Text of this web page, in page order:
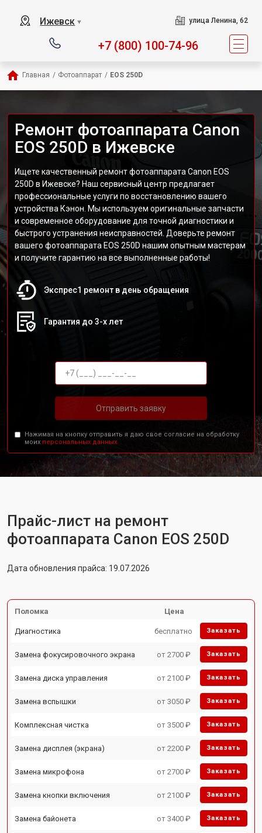
Ижевск ▼ улица Ленина, 62
+7 (800) 100-74-96
Главная / Фотоаппарат / EOS 250D
Ремонт фотоаппарата Canon
EOS 250D в Ижевске
Ищете качественный ремонт фотоаппарата Canon EOS
250D в Ижевске? Наш сервисный центр предлагает
профессиональные услуги по восстановлению вашего
устройства Кэнон. Мы используем оригинальные запчасти
и современное оборудование для точной диагностики и
быстрого устранения неисправностей. Доверьте ремонт
вашего фотоаппарата EOS 250D нашим опытным мастерам
и получите гарантию на все выполненные работы!
Экспрес1 ремонт в день обращения
Гарантия до 3-х лет
Отправить заявку
Нажимая на кнопку отправить я даю свое согласие на обработку
моих персональных данных.
Прайс-лист на ремонт
фотоаппарата Canon EOS 250D
Дата обновления прайса: 19.07.2026
Поломка Цена
Диагностика бесплатно Заказать
Замена фокусировочного экрана от 2700 ₽ Заказать
Замена диска управления от 2100 ₽ Заказать
Замена вспышки от 3050 ₽ Заказать
Комплексная чистка от 3500 ₽ Заказать
Замена дисплея (экрана) от 2200 ₽ Заказать
Замена микрофона от 2700 ₽ Заказать
Замена кнопки включения от 2100 ₽ Заказать
Замена байонета от 3400 ₽ Заказать